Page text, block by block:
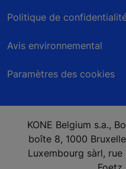
Politique de
Avis environnemental
Paramètres des cookies
KONE Belgium s.a.,
boîte 8, 1000
Luxembourg sàrl,